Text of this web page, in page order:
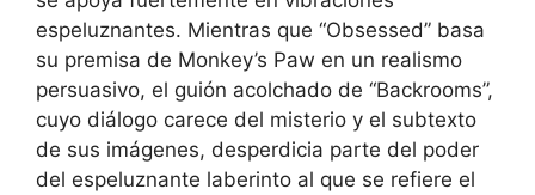
espeluznantes. Mientras que “Obsessed” basa
su premisa de Monkey’s Paw en un realismo
persuasivo, el guión acolchado de “Backrooms”,
cuyo diálogo carece del misterio y el subtexto
de sus imágenes, desperdicia parte del poder
del espeluznante laberinto al que se refiere el